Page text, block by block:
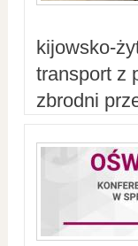
kijowsko-
transport z
zbrodni